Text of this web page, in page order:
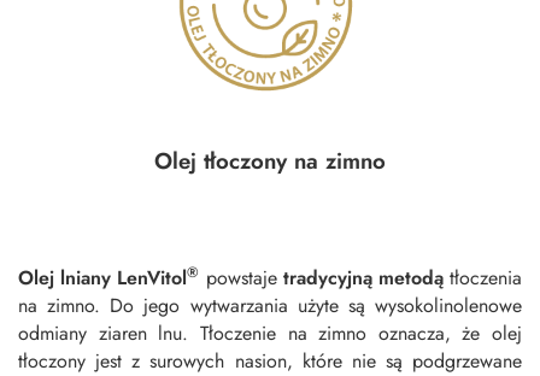
Olej tłoczony na zimno
Olej lniany LenVitol® powstaje tradycyjną metodątłoczenia
na zimno. Do jego wytwarzania użyte są wysokolinolenowe
odmiany ziaren lnu. Tłoczenie na zimno oznacza, że olej
tłoczony jest z surowych nasion, które nie są podgrzewane